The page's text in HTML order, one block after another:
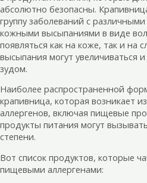
абсолютно безопасны.
группу заболеваний с
кожными высыпаниями в виде
появляться как на коже, так и на
высыпания могут увеличиваться
зудом.
Наиболее распространенной
крапивница, которая возникает
аллергенов, включая пищевые
продукты питания могут
степени.
Вот список продуктов, которые
пищевыми аллергенами: